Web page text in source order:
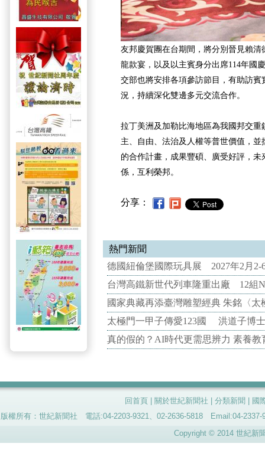
友邦慶賀團在台期間，將分別晉見賴
龍款宴，以及以主賓身分出席114年國
交部也將安排各項參訪節目，有助訪
況，持續深化雙邊多元交流合作。
拉丁美洲及加勒比海地區為我國邦交
主、自由、法治及人權等普世價值，
的合作計畫，成果豐碩、廣受好評，
係，互利榮邦。
分享：
熱門新聞
德國紐倫堡國際玩具展 2027年2月2-
台灣高鐵新世代列車隆重出廠 12組
國家典藏再添臺灣雕塑經典 朱銘〈
太極門一甲子傳愛123國 洪道子博
真的假的？AI時代更需思辨力 素養
回首頁 關於世紀新聞社 分類新聞
國
版權所有：世紀新聞社 電話:04-2203-9321、02-2636-5818 Email:04-
Copyright © 2014 世紀新